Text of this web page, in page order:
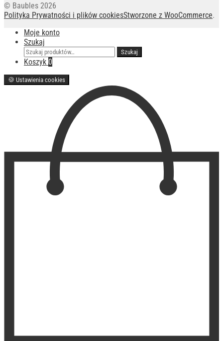
© Baubles 2026
Polityka Prywatności i plików cookiesStworzone z WooCommerce.
Moje konto
Szukaj
Szukaj:
Szukaj
Koszyk 0
🍪 Ustawienia cookies